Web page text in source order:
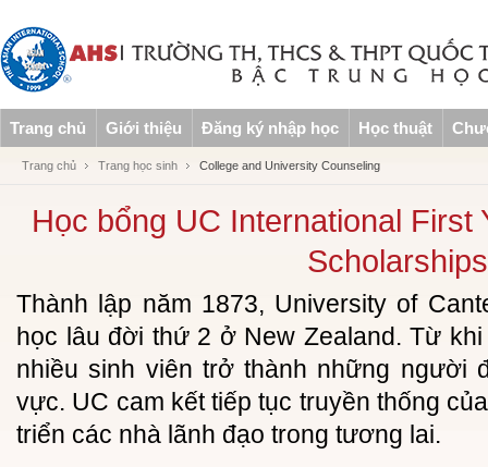
Trang chủ Giới thiệu Đăng ký nhập học Học thuật
Trang chủ Trang học sinh College and University Counseling
Học bổng UC International First
Scholarships
Thành lập năm 1873, University of
học lâu đời thứ 2 ở New Zealand. Từ
nhiều sinh viên trở thành những người
vực. UC cam kết tiếp tục truyền thống
triển các nhà lãnh đạo trong tương lai.